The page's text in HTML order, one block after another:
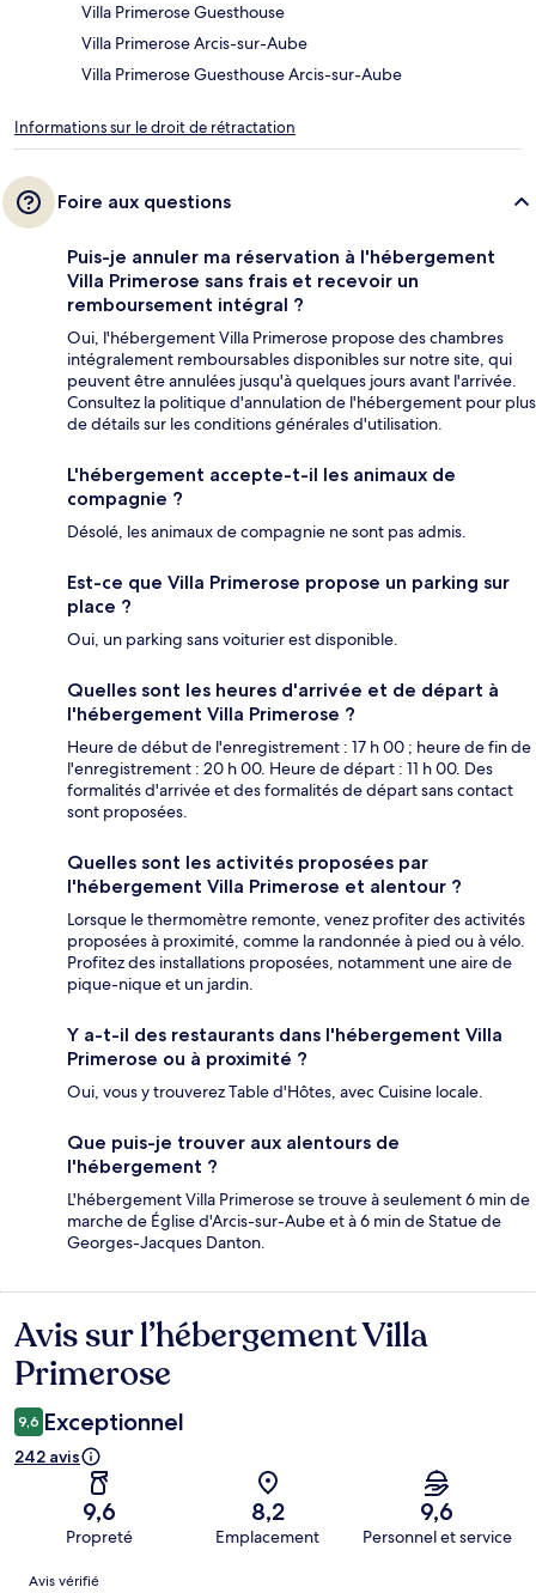
Villa Primerose Guesthouse
Villa Primerose Arcis-sur-Aube
Villa Primerose Guesthouse Arcis-sur-Aube
Informations sur le droit de rétractation
Foire aux questions
Puis-je annuler ma réservation à l'hébergement
Villa Primerose sans frais et recevoir un
remboursement intégral ?
Oui, l'hébergement Villa Primerose propose des chambres
intégralement remboursables disponibles sur notre site, qui
peuvent être annulées jusqu'à quelques jours avant l'arrivée.
Consultez la politique d'annulation de l'hébergement pour plus
de détails sur les conditions générales d'utilisation.
L'hébergement accepte-t-il les animaux de
compagnie ?
Désolé, les animaux de compagnie ne sont pas admis.
Est-ce que Villa Primerose propose un parking sur
place ?
Oui, un parking sans voiturier est disponible.
Quelles sont les heures d'arrivée et de départ à
l'hébergement Villa Primerose ?
Heure de début de l'enregistrement : 17 h 00 ; heure de fin de
l'enregistrement : 20 h 00. Heure de départ : 11 h 00. Des
formalités d'arrivée et des formalités de départ sans contact
sont proposées.
Quelles sont les activités proposées par
l'hébergement Villa Primerose et alentour ?
Lorsque le thermomètre remonte, venez profiter des activités
proposées à proximité, comme la randonnée à pied ou à vélo.
Profitez des installations proposées, notamment une aire de
pique-nique et un jardin.
Y a-t-il des restaurants dans l'hébergement Villa
Primerose ou à proximité ?
Oui, vous y trouverez Table d'Hôtes, avec Cuisine locale.
Que puis-je trouver aux alentours de
l'hébergement ?
L'hébergement Villa Primerose se trouve à seulement 6 min de
marche de Église d'Arcis-sur-Aube et à 6 min de Statue de
Georges-Jacques Danton.
Avis
Avis sur l’hébergement Villa
Primerose
9,6 Exceptionnel
242 avis
9,6
Propreté
8,2
Emplacement
9,6
Personnel et service
Avis
Avis vérifié